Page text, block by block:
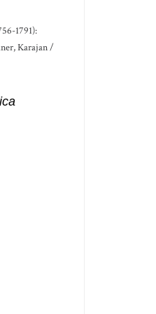
1791):
Karajan /